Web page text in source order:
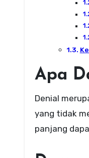
Apa
Denial
yang tidak
panjang